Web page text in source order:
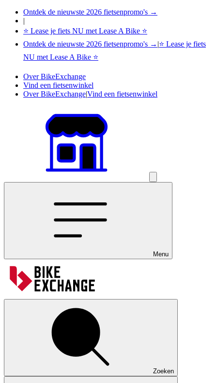
Ontdek de nieuwste 2026 fietsenpromo's →
|
⭐ Lease je fiets NU met Lease A Bike ⭐
Ontdek de nieuwste 2026 fietsenpromo's → |⭐ Lease je fiets
NU met Lease A Bike ⭐
Over BikeExchange
Vind een fietsenwinkel
Over BikeExchange|Vind een fietsenwinkel
Menu
Zoeken